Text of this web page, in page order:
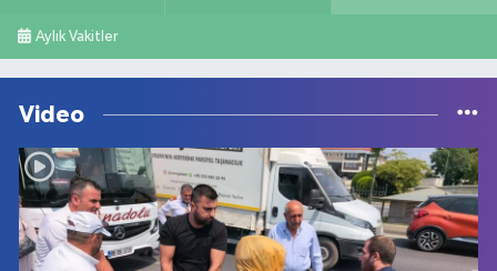
Aylık Vakitler
Video